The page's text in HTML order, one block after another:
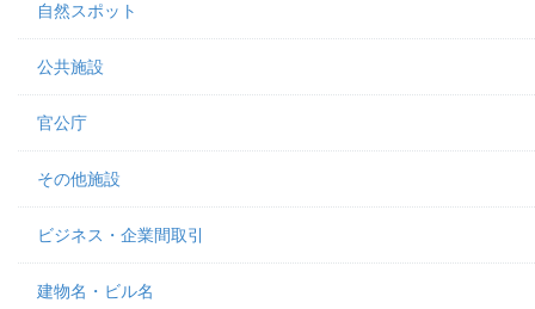
自然スポット
公共施設
官公庁
その他施設
ビジネス・企業間取引
建物名・ビル名